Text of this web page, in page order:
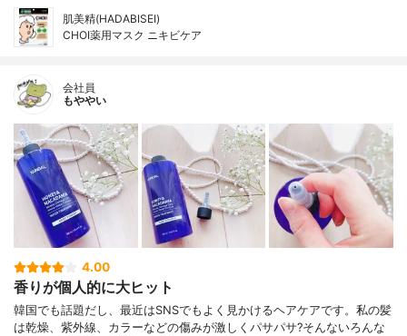
肌美精(HADABISEI)
CHOI薬用マスク ニキビケア
会社員
もややい
4.00
香りが個人的に大ヒット
韓国でも話題だし、最近はSNSでもよく見かけるヘアケアです。私の髪
は乾燥、紫外線、カラーなどの傷みが激しくパサパサ?そんないろんな